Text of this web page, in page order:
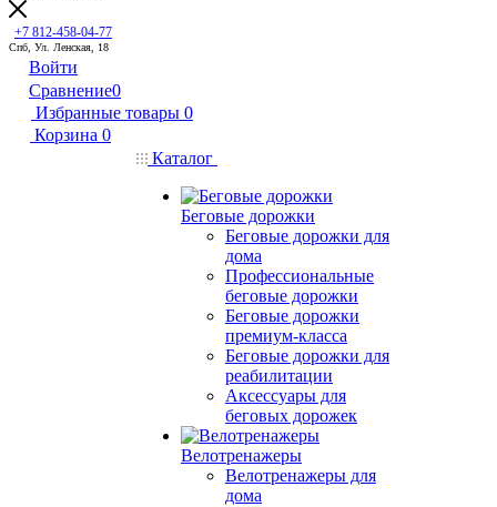
+7 812-458-04-77
Спб, Ул. Ленская, 18
Войти
Сравнение0
Избранные товары 0
Корзина 0
Каталог
Беговые дорожки
Беговые дорожки для
дома
Профессиональные
беговые дорожки
Беговые дорожки
премиум-класса
Беговые дорожки для
реабилитации
Аксессуары для
беговых дорожек
Велотренажеры
Велотренажеры для
дома